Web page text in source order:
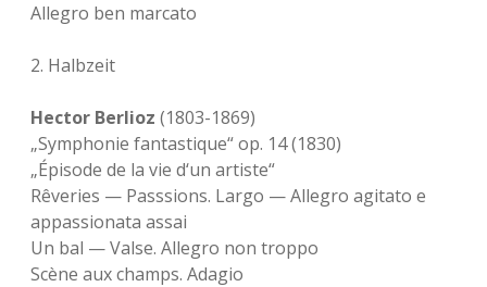
Allegro ben marcato
2. Halbzeit
Hector Berlioz (1803-1869)
„Symphonie fantastique“ op. 14 (1830)
„Épisode de la vie d‘un artiste“
Rêveries — Passsions. Largo — Allegro agitato e
appassionata assai
Un bal — Valse. Allegro non troppo
Scène aux champs. Adagio